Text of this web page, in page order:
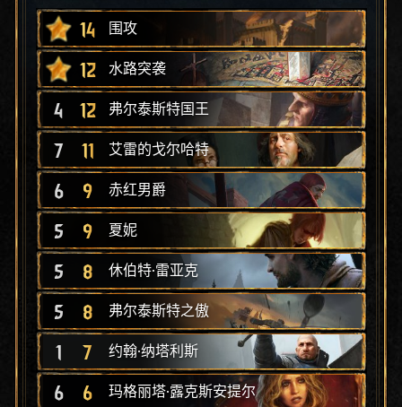
14 围攻
12 水路突袭
4 12 弗尔泰斯特国王
7 11 艾雷的戈尔哈特
6 9 赤红男爵
5 9 夏妮
5 8 休伯特·雷亚克
5 8 弗尔泰斯特之傲
1 7 约翰·纳塔利斯
6 6 玛格丽塔·露克斯安提尔